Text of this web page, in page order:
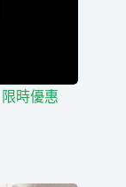
時優惠